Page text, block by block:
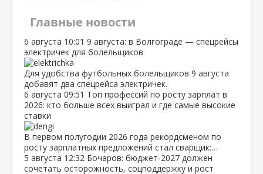
Главные новости
6 августа 10:01 9 августа: в Волгограде — спецрейсы
электричек для болельщиков
Для удобства футбольных болельщиков 9 августа
добавят два спецрейса электричек.
6 августа 09:51 Топ профессий по росту зарплат в
2026: кто больше всех выиграл и где самые высокие
ставки
В первом полугодии 2026 года рекордсменом по
росту зарплатных предложений стал сварщик:…
5 августа 12:32 Бочаров: бюджет‑2027 должен
сочетать осторожность, соцподдержку и рост